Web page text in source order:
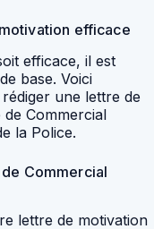
efficace
efficace, il est
base. Voici
une lettre de
Commercial
la Police.
Commercial
lettre de motivation